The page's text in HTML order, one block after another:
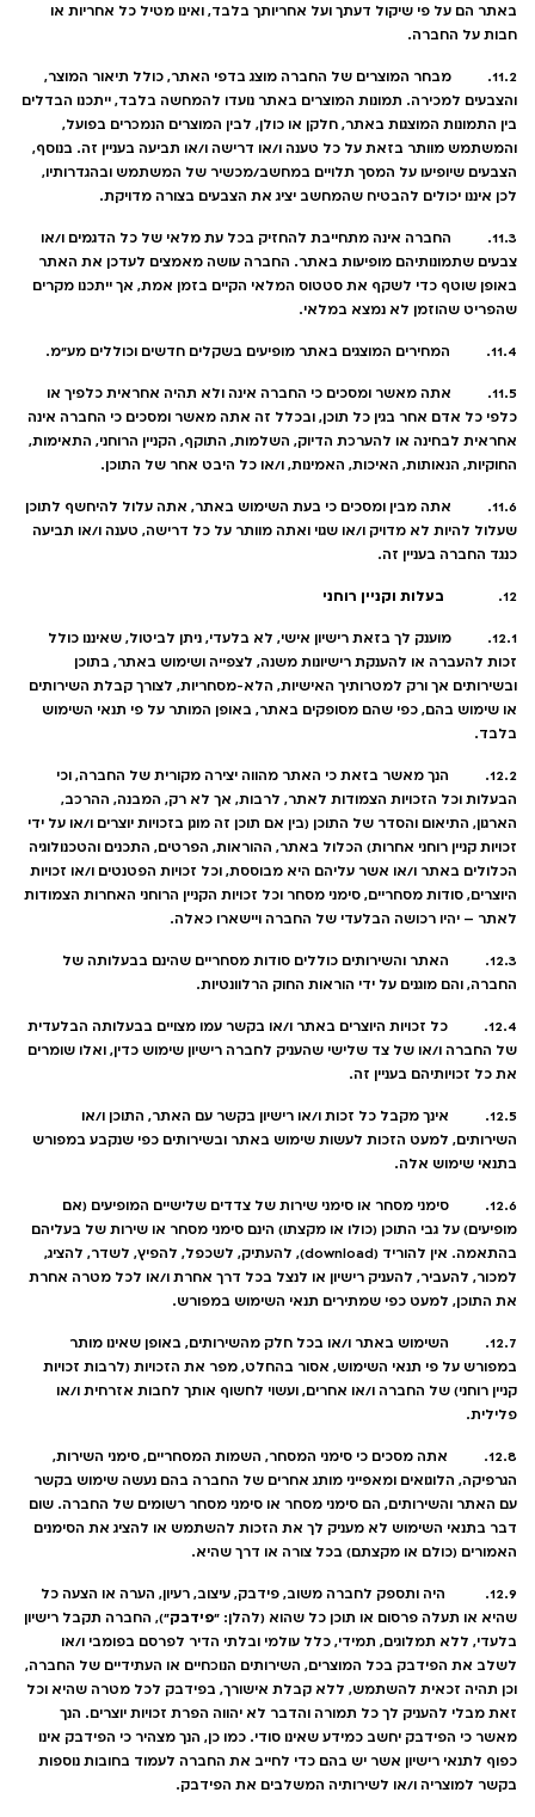
באתר הם על פי שיקול דעתך ועל אחריותך בלבד, ואינו מטיל כל אחריות או
חבות על החברה.
11.2. מבחר המוצרים של החברה מוצג בדפי האתר, כולל תיאור המוצר,
והצבעים למכירה. תמונות המוצרים באתר נועדו להמחשה בלבד, ייתכנו הבדלים
בין התמונות המוצגות באתר, חלקן או כולן, לבין המוצרים הנמכרים בפועל,
והמשתמש מוותר בזאת על כל טענה ו/או דרישה ו/או תביעה בעניין זה. בנוסף,
הצבעים שיופיעו על המסך תלויים במחשב/מכשיר של המשתמש ובהגדרותיו,
לכן איננו יכולים להבטיח שהמחשב יציג את הצבעים בצורה מדויקת.
11.3. החברה אינה מתחייבת להחזיק בכל עת מלאי של כל הדגמים ו/או
צבעים שתמונותיהם מופיעות באתר. החברה עושה מאמצים לעדכן את האתר
באופן שוטף כדי לשקף את סטטוס המלאי הקיים בזמן אמת, אך ייתכנו מקרים
שהפריט שהוזמן לא נמצא במלאי.
11.4. המחירים המוצגים באתר מופיעים בשקלים חדשים וכוללים מע"מ.
11.5. אתה מאשר ומסכים כי החברה אינה ולא תהיה אחראית כלפיך או
כלפי כל אדם אחר בגין כל תוכן, ובכלל זה אתה מאשר ומסכים כי החברה אינה
אחראית לבחינה או להערכת הדיוק, השלמות, התוקף, הקניין הרוחני, התאימות,
החוקיות, הנאותות, האיכות, האמינות, ו/או כל היבט אחר של התוכן.
11.6. אתה מבין ומסכים כי בעת השימוש באתר, אתה עלול להיחשף לתוכן
שעלול להיות לא מדויק ו/או שגוי ואתה מוותר על כל דרישה, טענה ו/או תביעה
כנגד החברה בעניין זה.
12. בעלות וקניין רוחני
12.1. מוענק לך בזאת רישיון אישי, לא בלעדי, ניתן לביטול, שאיננו כולל
זכות להעברה או להענקת רישיונות משנה, לצפייה ושימוש באתר, בתוכן
ובשירותים אך ורק למטרותיך האישיות, הלא-מסחריות, לצורך קבלת השירותים
או שימוש בהם, כפי שהם מסופקים באתר, באופן המותר על פי תנאי השימוש
בלבד.
12.2. הנך מאשר בזאת כי האתר מהווה יצירה מקורית של החברה, וכי
הבעלות וכל הזכויות הצמודות לאתר, לרבות, אך לא רק, המבנה, ההרכב,
הארגון, התיאום והסדר של התוכן (בין אם תוכן זה מוגן בזכויות יוצרים ו/או על ידי
זכויות קניין רוחני אחרות) הכלול באתר, ההוראות, הפרטים, התכנים והטכנולוגיה
הכלולים באתר ו/או אשר עליהם היא מבוססת, וכל זכויות הפטנטים ו/או זכויות
היוצרים, סודות מסחריים, סימני מסחר וכל זכויות הקניין הרוחני האחרות הצמודות
לאתר – יהיו רכושה הבלעדי של החברה ויישארו כאלה.
12.3. האתר והשירותים כוללים סודות מסחריים שהינם בבעלותה של
החברה, והם מוגנים על ידי הוראות החוק הרלוונטיות.
12.4. כל זכויות היוצרים באתר ו/או בקשר עמו מצויים בבעלותה הבלעדית
של החברה ו/או של צד שלישי שהעניק לחברה רישיון שימוש כדין, ואלו שומרים
את כל זכויותיהם בעניין זה.
12.5. אינך מקבל כל זכות ו/או רישיון בקשר עם האתר, התוכן ו/או
השירותים, למעט הזכות לעשות שימוש באתר ובשירותים כפי שנקבע במפורש
בתנאי שימוש אלה.
12.6. סימני מסחר או סימני שירות של צדדים שלישיים המופיעים (אם
מופיעים) על גבי התוכן (כולו או מקצתו) הינם סימני מסחר או שירות של בעליהם
בהתאמה. אין להוריד (download), להעתיק, לשכפל, להפיץ, לשדר, להציג,
למכור, להעביר, להעניק רישיון או לנצל בכל דרך אחרת ו/או לכל מטרה אחרת
את התוכן, למעט כפי שמתירים תנאי השימוש במפורש.
12.7. השימוש באתר ו/או בכל חלק מהשירותים, באופן שאינו מותר
במפורש על פי תנאי השימוש, אסור בהחלט, מפר את הזכויות (לרבות זכויות
קניין רוחני) של החברה ו/או אחרים, ועשוי לחשוף אותך לחבות אזרחית ו/או
פלילית.
12.8. אתה מסכים כי סימני המסחר, השמות המסחריים, סימני השירות,
הגרפיקה, הלוגואים ומאפייני מותג אחרים של החברה בהם נעשה שימוש בקשר
עם האתר והשירותים, הם סימני מסחר או סימני מסחר רשומים של החברה. שום
דבר בתנאי השימוש לא מעניק לך את הזכות להשתמש או להציג את הסימנים
האמורים (כולם או מקצתם) בכל צורה או דרך שהיא.
12.9. היה ותספק לחברה משוב, פידבק, עיצוב, רעיון, הערה או הצעה כל
שהיא או תעלה פרסום או תוכן כל שהוא (להלן: "פידבק"), החברה תקבל רישיון
בלעדי, ללא תמלוגים, תמידי, כלל עולמי ובלתי הדיר לפרסם בפומבי ו/או
לשלב את הפידבק בכל המוצרים, השירותים הנוכחיים או העתידיים של החברה,
וכן תהיה זכאית להשתמש, ללא קבלת אישורך, בפידבק לכל מטרה שהיא וכל
זאת מבלי להעניק לך כל תמורה והדבר לא יהווה הפרת זכויות יוצרים. הנך
מאשר כי הפידבק יחשב כמידע שאינו סודי. כמו כן, הנך מצהיר כי הפידבק אינו
כפוף לתנאי רישיון אשר יש בהם כדי לחייב את החברה לעמוד בחובות נוספות
בקשר למוצריה ו/או לשירותיה המשלבים את הפידבק.